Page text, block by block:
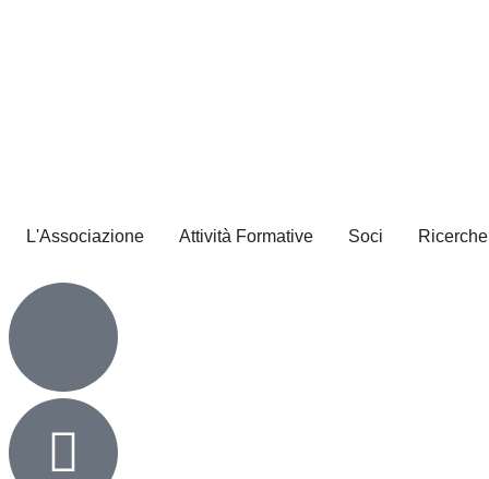
L'Associazione Attività Formative Soci Ricerche